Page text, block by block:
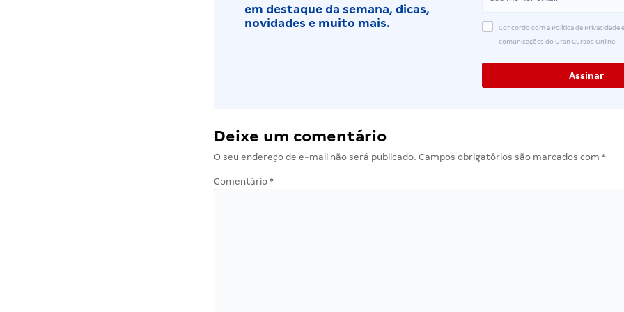
em destaque da semana, dicas,
novidades e muito mais.
Concordo com a Política de Privacidade
comunicações do Gran Cursos Online.
Deixe um comentário
O seu endereço de e-mail não será publicado. Campos obrigatórios são marcados com *
Comentário *